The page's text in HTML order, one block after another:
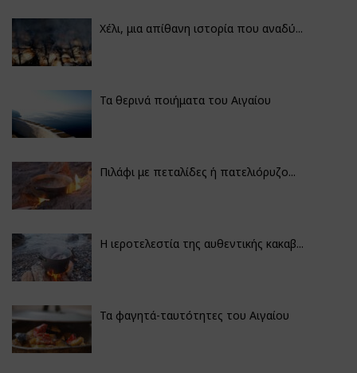
Χέλι, μια απίθανη ιστορία που αναδύ...
Τα θερινά ποιήματα του Αιγαίου
Πιλάφι με πεταλίδες ή πατελιόρυζο...
Η ιεροτελεστία της αυθεντικής κακαβ...
Τα φαγητά-ταυτότητες του Αιγαίου